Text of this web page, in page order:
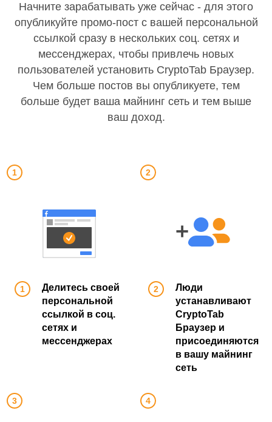
Начните зарабатывать уже сейчас - для этого
опубликуйте промо-пост с вашей персональной
ссылкой сразу в нескольких соц. сетях и
мессенджерах, чтобы привлечь новых
пользователей установить CryptoTab Браузер.
Чем больше постов вы опубликуете, тем
больше будет ваша майнинг сеть и тем выше
ваш доход.
Делитесь своей
персональной
ссылкой в соц.
сетях и
мессенджерах
Люди
устанавливают
CryptoTab
Браузер и
присоединяются
в вашу майнинг
сеть